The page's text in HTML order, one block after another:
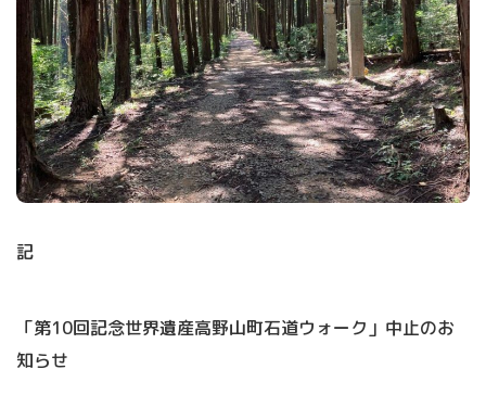
記
「第10回記念世界遺産高野山町石道ウォーク」中止のお
知らせ